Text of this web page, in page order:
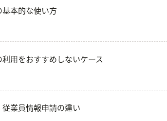
本的な使い方
用をおすすめしないケース
業員情報申請の違い